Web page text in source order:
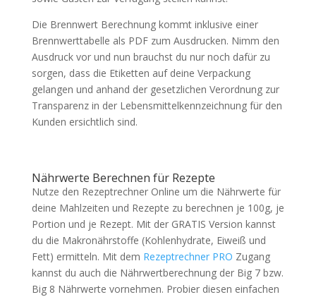
Die Brennwert Berechnung kommt inklusive einer
Brennwerttabelle als PDF zum Ausdrucken. Nimm den
Ausdruck vor und nun brauchst du nur noch dafür zu
sorgen, dass die Etiketten auf deine Verpackung
gelangen und anhand der gesetzlichen Verordnung zur
Transparenz in der Lebensmittelkennzeichnung für den
Kunden ersichtlich sind.
Nährwerte Berechnen für Rezepte
Nutze den Rezeptrechner Online um die Nährwerte für
deine Mahlzeiten und Rezepte zu berechnen je 100g, je
Portion und je Rezept. Mit der GRATIS Version kannst
du die Makronährstoffe (Kohlenhydrate, Eiweiß und
Fett) ermitteln. Mit dem Rezeptrechner PRO Zugang
kannst du auch die Nährwertberechnung der Big 7 bzw.
Big 8 Nährwerte vornehmen. Probier diesen einfachen